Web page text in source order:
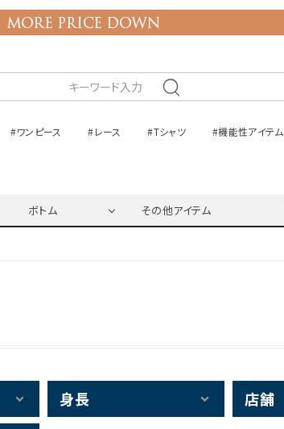
#ワンピース #レース #Tシャツ #機能性アイテム
ボトム その他アイテム
身長 店舗